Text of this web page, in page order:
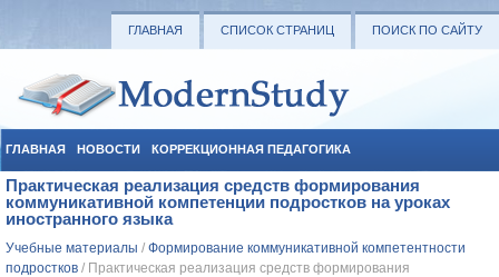
ГЛАВНАЯ СПИСОК СТРАНИЦ ПОИСК ПО САЙТУ
ГЛАВНАЯ НОВОСТИ КОРРЕКЦИОННАЯ ПЕДАГОГИКА
СОЦИАЛЬНАЯ ПЕДАГОГИКА УЧЕБНЫЕ МАТЕРИАЛЫ
Практическая реализация средств формирования
коммуникативной компетенции подростков на уроках
иностранного языка
Учебные материалы / Формирование коммуникативной компетентности
подростков / Практическая реализация средств формирования